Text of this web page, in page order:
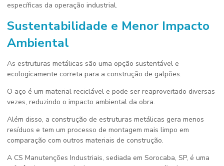
específicas da operação industrial.
Sustentabilidade e Menor Impacto
Ambiental
As estruturas metálicas são uma opção sustentável e
ecologicamente correta para a construção de galpões.
O aço é um material reciclável e pode ser reaproveitado diversas
vezes, reduzindo o impacto ambiental da obra.
Além disso, a construção de estruturas metálicas gera menos
resíduos e tem um processo de montagem mais limpo em
comparação com outros materiais de construção.
A CS Manutenções Industriais, sediada em Sorocaba, SP, é uma